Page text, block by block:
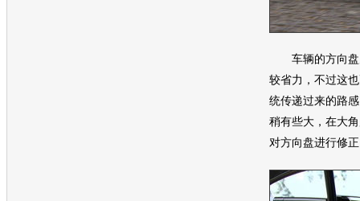
车辆的方向盘
较省力，不过这
统传递过来的路
稍有些大，在大
对方向盘进行修